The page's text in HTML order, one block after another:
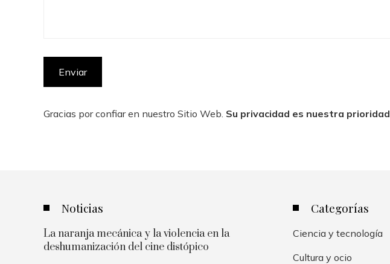
Gracias por confiar en nuestro Sitio Web. Su privacidad es nuestra prioridad
Noticias
La naranja mecánica y la violencia en la
deshumanización del cine distópico
Categorías
Ciencia y tecnología
Cultura y ocio